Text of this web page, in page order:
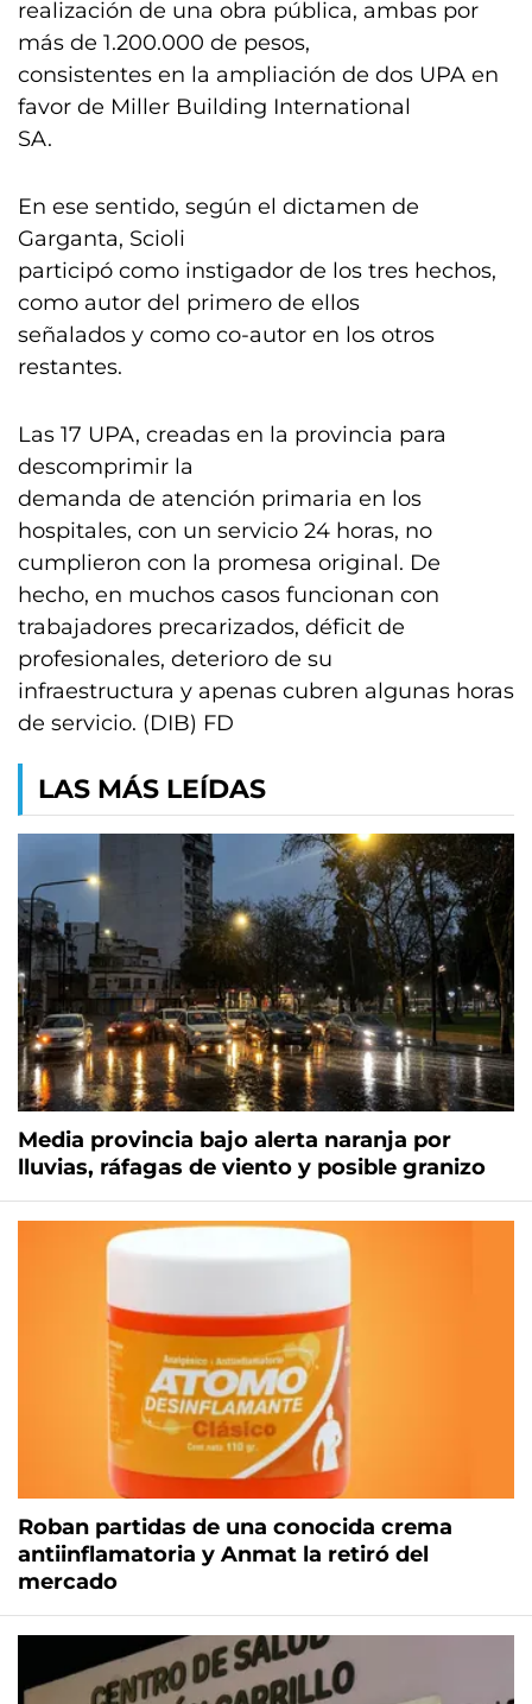
realización de una obra pública, ambas por
más de 1.200.000 de pesos,
consistentes en la ampliación de dos UPA en
favor de Miller Building International
SA.
En ese sentido, según el dictamen de
Garganta, Scioli
participó como instigador de los tres hechos,
como autor del primero de ellos
señalados y como co-autor en los otros
restantes.
Las 17 UPA, creadas en la provincia para
descomprimir la
demanda de atención primaria en los
hospitales, con un servicio 24 horas, no
cumplieron con la promesa original. De
hecho, en muchos casos funcionan con
trabajadores precarizados, déficit de
profesionales, deterioro de su
infraestructura y apenas cubren algunas horas
de servicio. (DIB) FD
LAS MÁS LEÍDAS
Media provincia bajo alerta naranja por
lluvias, ráfagas de viento y posible granizo
Roban partidas de una conocida crema
antiinflamatoria y Anmat la retiró del
mercado